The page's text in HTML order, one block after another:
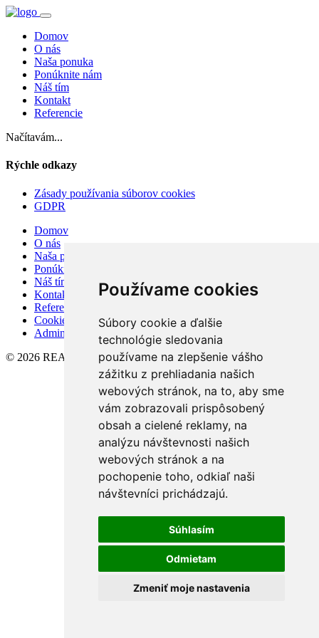
Používame cookies
Súbory cookie a ďalšie
technológie sledovania
používame na zlepšenie vášho
zážitku z prehliadania našich
webových stránok, na to, aby sme
vám zobrazovali prispôsobený
obsah a cielené reklamy, na
analýzu návštevnosti našich
webových stránok a na
pochopenie toho, odkiaľ naši
návštevníci prichádzajú.
Súhlasím
Odmietam
Zmeniť moje nastavenia
Domov
O nás
Naša ponuka
Ponúknite nám
Náš tím
Kontakt
Referencie
Načítavám...
Rýchle odkazy
Zásady používania súborov cookies
GDPR
Domov
O nás
Naša ponuka
Ponúknite nám
Náš tím
Kontakt
Referencie
Cookies
Admin
© 2026 REAL VISION